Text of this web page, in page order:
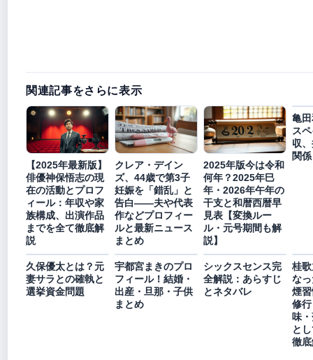
関連記事をさらに表示
【2025年最新版】
俳優神保悟志の現
在の活動とプロフ
ィール：年収や家
族構成、出演作品
までを全て徹底解
説
クレア・デイン
ズ、44歳で第3子
妊娠を「錯乱」と
告白――夫や代表
作などプロフィー
ルと最新ニュース
まとめ
2025年版今は令和
何年？2025年巳
年・2026年午年の
干支と和暦西暦早
見表【変換ルー
ル・元号期間も解
説】
亀
ス
収
関係
久保優太とは？元
妻サラとの確執と
選挙資金問題
宇都宮まきのプロ
フィール！結婚・
出産・旦那・子供
まとめ
シックスセンス完
全解説：あらすじ
とネタバレ
桂
な
煙
修
味
と
徹